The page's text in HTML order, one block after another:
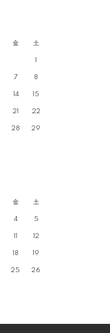
金 土
1
7 8
14 15
21 22
28 29
金 土
4 5
11 12
18 19
25 26